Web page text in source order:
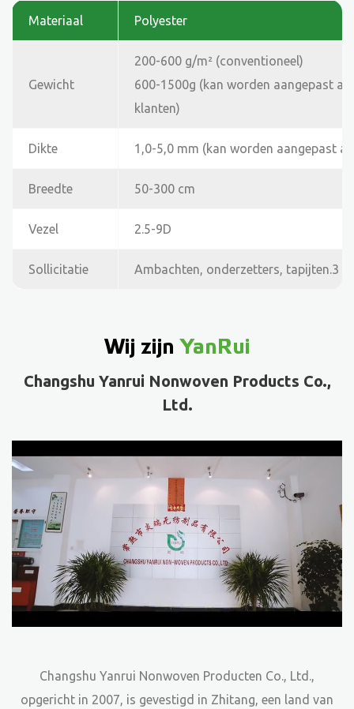
Materiaal Polyester
Gewicht
200-600 g/m² (conventioneel)
600-1500g (kan worden aangepast
klanten)
Dikte 1,0-5,0 mm (kan worden aangepast
Breedte 50-300 cm
Vezel 2.5-9D
Sollicitatie Ambachten, onderzetters, tapijten.3
Wij zijnYanRui
Changshu Yanrui Nonwoven Products Co.,
Ltd.
Changshu Yanrui Nonwoven Producten Co., Ltd.,
opgericht in 2007, is gevestigd in Zhitang, een land van